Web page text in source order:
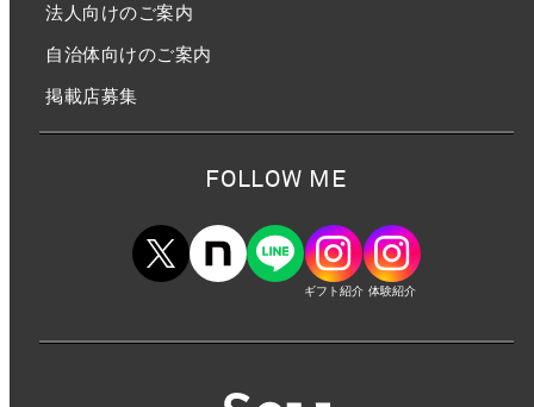
法人向けのご案内
自治体向けのご案内
掲載店募集
FOLLOW ME
ギフト紹介 体験紹介